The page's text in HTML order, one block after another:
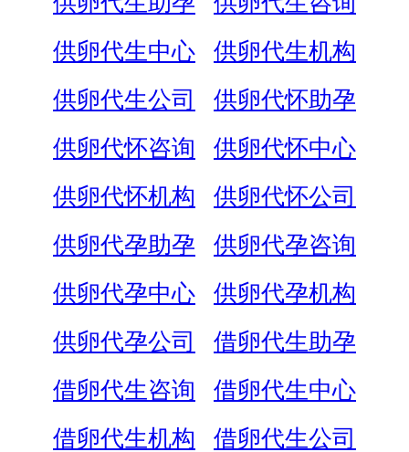
供卵代生中心
供卵代生机构
供卵代生公司
供卵代怀助孕
供卵代怀咨询
供卵代怀中心
供卵代怀机构
供卵代怀公司
供卵代孕助孕
供卵代孕咨询
供卵代孕中心
供卵代孕机构
供卵代孕公司
借卵代生助孕
借卵代生咨询
借卵代生中心
借卵代生机构
借卵代生公司